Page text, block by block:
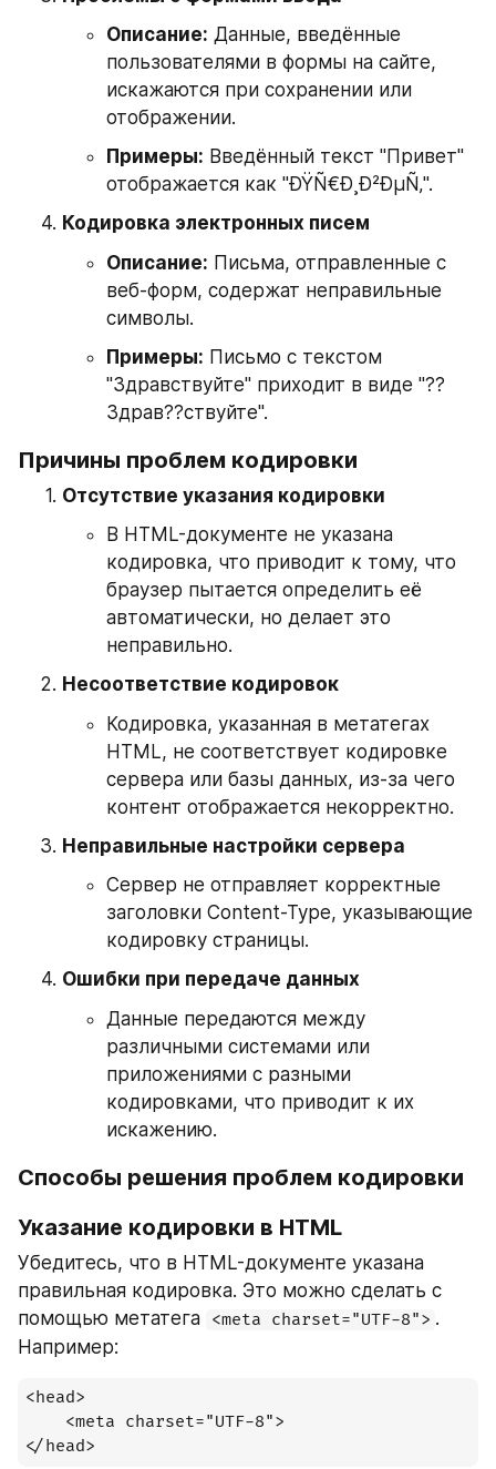
Описание: Данные, введённые
пользователями в формы на сайте,
искажаются при сохранении или
отображении.
Примеры: Введённый текст "Привет"
отображается как "ÐŸÑ€Ð¸Ð²ÐµÑ‚".
Кодировка электронных писем
Описание: Письма, отправленные с
веб-форм, содержат неправильные
символы.
Примеры: Письмо с текстом
"Здравствуйте" приходит в виде "??
Здрав??ствуйте".
Причины проблем кодировки
Отсутствие указания кодировки
В HTML-документе не указана
кодировка, что приводит к тому, что
браузер пытается определить её
автоматически, но делает это
неправильно.
Несоответствие кодировок
Кодировка, указанная в метатегах
HTML, не соответствует кодировке
сервера или базы данных, из-за чего
контент отображается некорректно.
Неправильные настройки сервера
Сервер не отправляет корректные
заголовки Content-Type, указывающие
кодировку страницы.
Ошибки при передаче данных
Данные передаются между
различными системами или
приложениями с разными
кодировками, что приводит к их
искажению.
Способы решения проблем кодировки
Указание кодировки в HTML
Убедитесь, что в HTML-документе указана
правильная кодировка. Это можно сделать с
помощью метатега <meta charset="UTF-8"> .
Например:
<head>
    <meta charset="UTF-8">